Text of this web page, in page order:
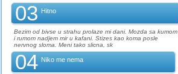
03 Hitno
Bezim od bivse u strahu prolaze mi dani. Mozda sa kumom
i rumom nadjem mir u kafani. Stizes kao koma posle
nervnog sloma. Meni tako slicna, sk
04 Niko me nema